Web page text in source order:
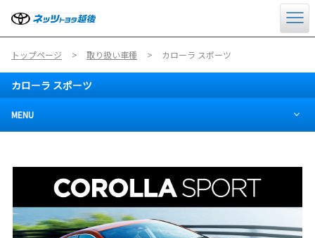
トップページ 取り扱い車種 カローラ スポーツ
カローラ スポーツ
MENU